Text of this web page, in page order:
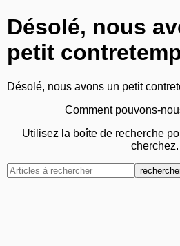
Désolé, nous
petit
Désolé, nous avons un petit
Comment pouvons-
Utilisez la boîte de recherche
cherchez.